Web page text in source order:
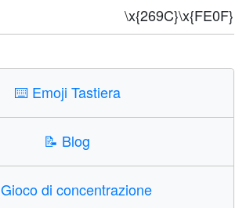
\x{269C}\x{FE0F}
⌨️ Emoji Tastiera
📝 Blog
Gioco di concentrazione